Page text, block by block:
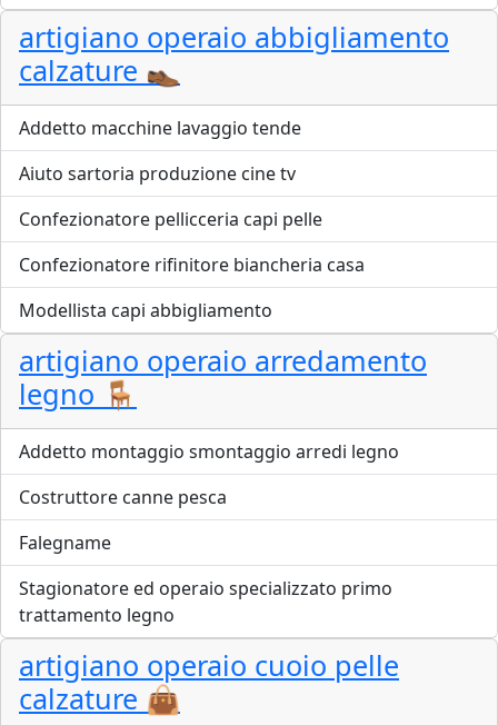
artigiano operaio abbigliamento
calzature 👞
Addetto macchine lavaggio tende
Aiuto sartoria produzione cine tv
Confezionatore pellicceria capi pelle
Confezionatore rifinitore biancheria casa
Modellista capi abbigliamento
artigiano operaio arredamento
legno 🪑
Addetto montaggio smontaggio arredi legno
Costruttore canne pesca
Falegname
Stagionatore ed operaio specializzato primo
trattamento legno
artigiano operaio cuoio pelle
calzature 👜